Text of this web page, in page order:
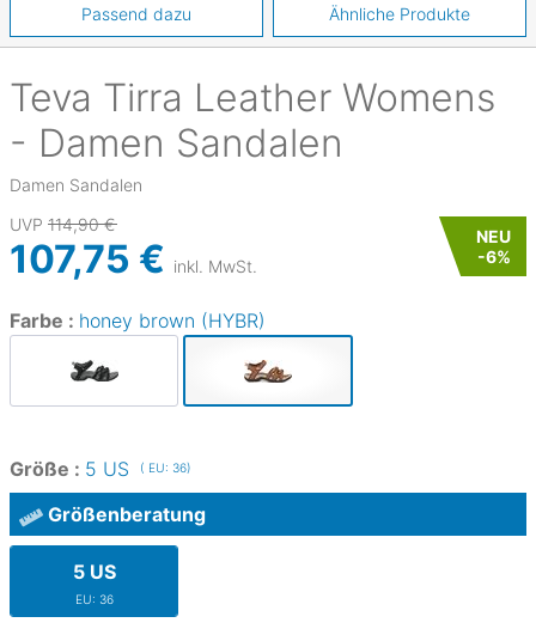
Teva Tirra Leather Womens
- Damen Sandalen
Damen Sandalen
UVP 114,90 €
107,75 € inkl. MwSt.
NEU
-6%
Farbe : honey brown (HYBR)
Größe : 5 US ( EU: 36)
Größenberatung
5 US
EU: 36
Passend dazu Ähnliche Produkte